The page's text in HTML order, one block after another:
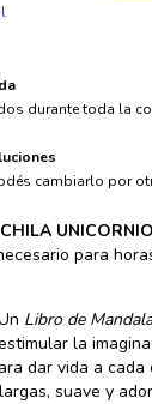
durante toda la
cambiarlo por
UNICORNIO
para
Libro de
la
dar vida a cada
suave y